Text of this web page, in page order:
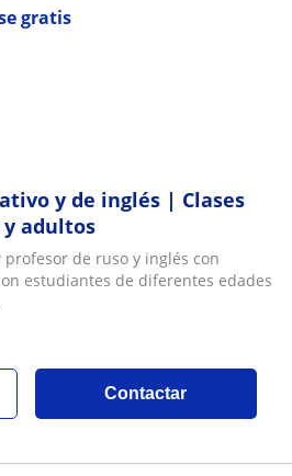
gratis
y de inglés | Clases
y adultos
profesor de ruso y inglés con
estudiantes de diferentes edades
Contactar